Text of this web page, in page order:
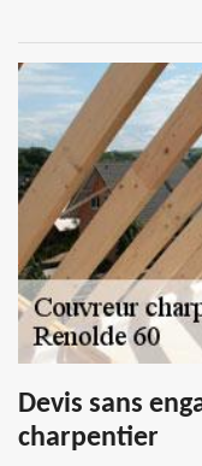
Devis sans
charpentier